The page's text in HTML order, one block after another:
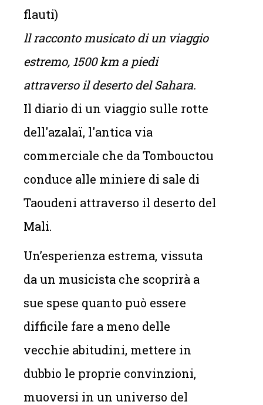
flauti)
ll racconto musicato di un viaggio
estremo, 1500 km a piedi
attraverso il deserto del Sahara.
Il diario di un viaggio sulle rotte
dell'azalaï, l'antica via
commerciale che da Tombouctou
conduce alle miniere di sale di
Taoudeni attraverso il deserto del
Mali.
Un’esperienza estrema, vissuta
da un musicista che scoprirà a
sue spese quanto può essere
difficile fare a meno delle
vecchie abitudini, mettere in
dubbio le proprie convinzioni,
muoversi in un universo del